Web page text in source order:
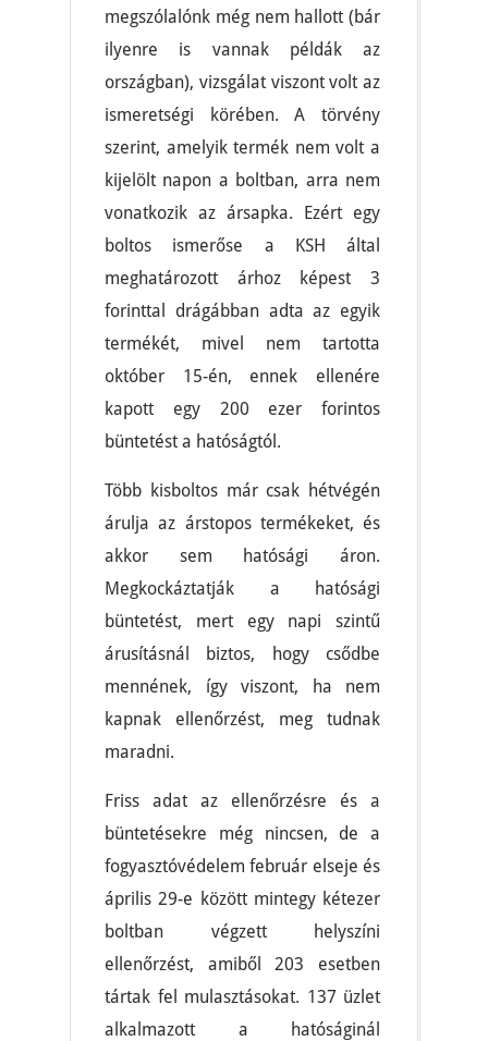
megszólalónk még nem hallott (bár
ilyenre is vannak példák az
országban), vizsgálat viszont volt az
ismeretségi körében. A törvény
szerint, amelyik termék nem volt a
kijelölt napon a boltban, arra nem
vonatkozik az ársapka. Ezért egy
boltos ismerőse a KSH által
meghatározott árhoz képest 3
forinttal drágábban adta az egyik
termékét, mivel nem tartotta
október 15-én, ennek ellenére
kapott egy 200 ezer forintos
büntetést a hatóságtól.
Több kisboltos már csak hétvégén
árulja az árstopos termékeket, és
akkor sem hatósági áron.
Megkockáztatják a hatósági
büntetést, mert egy napi szintű
árusításnál biztos, hogy csődbe
mennének, így viszont, ha nem
kapnak ellenőrzést, meg tudnak
maradni.
Friss adat az ellenőrzésre és a
büntetésekre még nincsen, de a
fogyasztóvédelem február elseje és
április 29-e között mintegy kétezer
boltban végzett helyszíni
ellenőrzést, amiből 203 esetben
tártak fel mulasztásokat. 137 üzlet
alkalmazott a hatóságinál